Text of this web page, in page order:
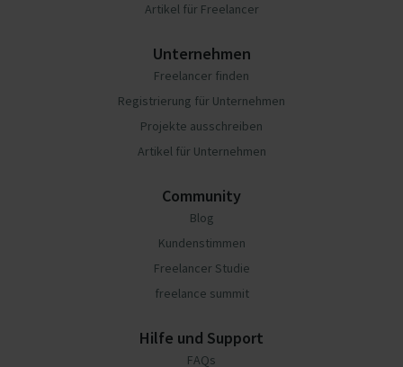
Artikel für Freelancer
Unternehmen
Freelancer finden
Registrierung für Unternehmen
Projekte ausschreiben
Artikel für Unternehmen
Community
Blog
Kundenstimmen
Freelancer Studie
freelance summit
Hilfe und Support
FAQs